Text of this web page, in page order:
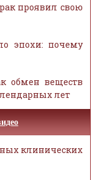
проявил свою
эпохи: почему
обмен веществ
лет
клинических